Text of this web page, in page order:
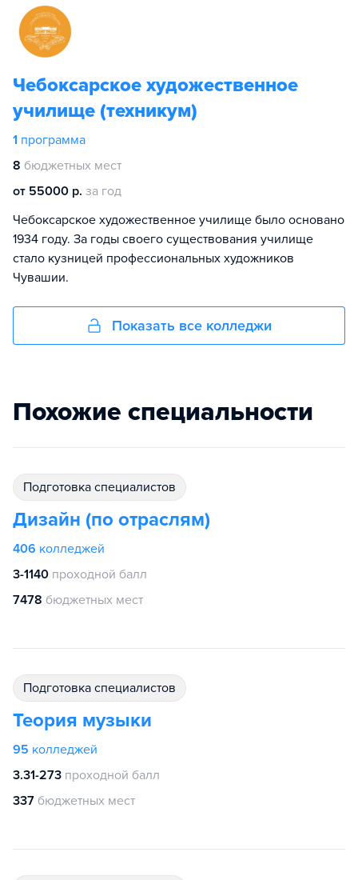
Чебоксарское художественное
училище (техникум)
1 программа
8 бюджетных мест
от 55000 р. за год
Чебоксарское художественное училище было основано
1934 году. За годы своего существования училище
стало кузницей профессиональных художников
Чувашии.
Показать все колледжи
Похожие специальности
подготовка специалистов
Дизайн (по отраслям)
406 колледжей
3-1140 проходной балл
7478 бюджетных мест
подготовка специалистов
Теория музыки
95 колледжей
3.31-273 проходной балл
337 бюджетных мест